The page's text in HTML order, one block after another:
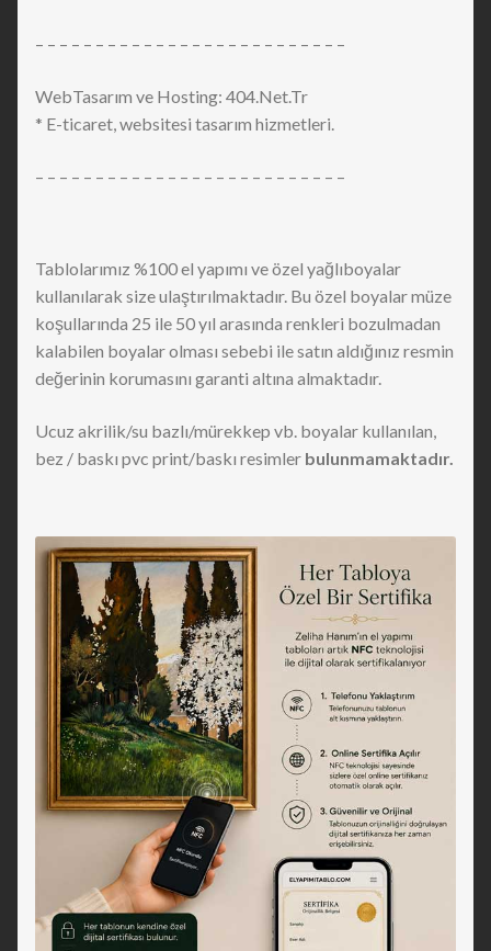
– – – – – – – – – – – – – – – – – – – – – – – – – –
WebTasarım ve Hosting: 404.Net.Tr
* E-ticaret, websitesi tasarım hizmetleri.
– – – – – – – – – – – – – – – – – – – – – – – – – –
Tablolarımız %100 el yapımı ve özel yağlıboyalar
kullanılarak size ulaştırılmaktadır. Bu özel boyalar müze
koşullarında 25 ile 50 yıl arasında renkleri bozulmadan
kalabilen boyalar olması sebebi ile satın aldığınız resmin
değerinin korumasını garanti altına almaktadır.
Ucuz akrilik/su bazlı/mürekkep vb. boyalar kullanılan,
bez / baskı pvc print/baskı resimler bulunmamaktadır.